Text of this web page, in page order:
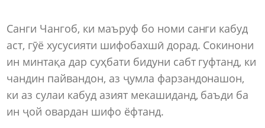
Санги Чангоб, ки маъруф бо номи санги кабуд
аст, гӯё хусусияти шифобахшӣ дорад. Сокинони
ин минтақа дар суҳбати бидуни сабт гуфтанд, ки
чандин пайвандон, аз ҷумла фарзандонашон,
ки аз сулаи кабуд азият мекашиданд, баъди ба
ин ҷой овардан шифо ёфтанд.